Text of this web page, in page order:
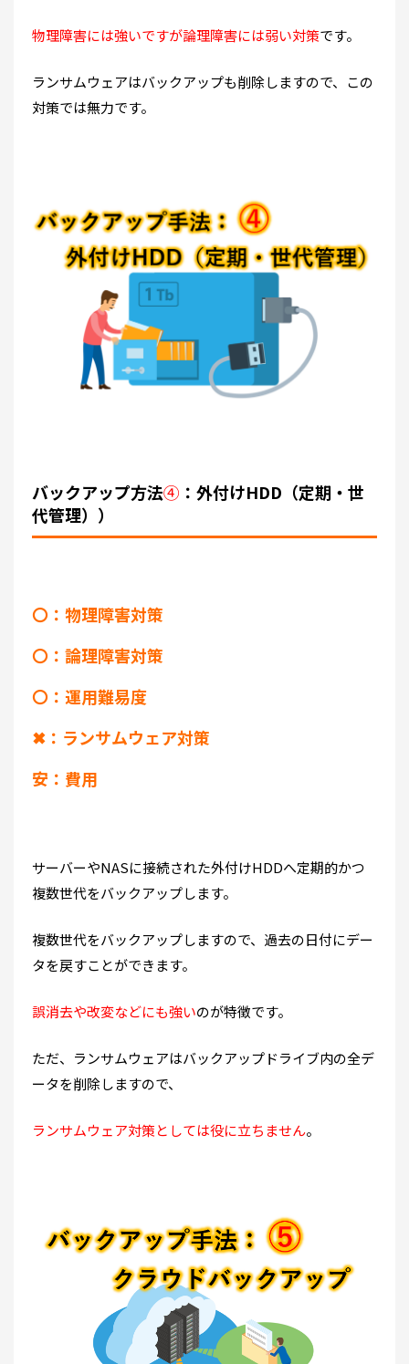
物理障害には強いですが論理障害には弱い対策です。
ランサムウェアはバックアップも削除しますので、この
対策では無力です。
バックアップ方法④ ：外付けHDD（定期・世
代管理））
〇：物理障害対策
〇：論理障害対策
〇：運用難易度
✖：ランサムウェア対策
安：費用
サーバーやNASに接続された外付けHDDへ定期的かつ
複数世代をバックアップします。
複数世代をバックアップしますので、過去の日付にデー
タを戻すことができます。
誤消去や改変などにも強いのが特徴です。
ただ、ランサムウェアはバックアップドライブ内の全デ
ータを削除しますので、
ランサムウェア対策としては役に立ちません。